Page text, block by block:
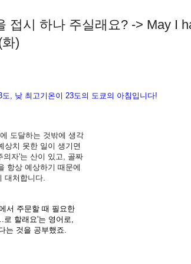
접시 하나 주실래요? -> May I
)
도 낮 최고기온이 23도의 도 쿄의 아침입니다!
도달하는 것밖에 생각
상치 못한 일이 생기면
의자'는 산이 있고, 골짜
항상 예상하기 때문에
대처합니다.
서 주문할 때 필요한
할래요'는 영어로,
는 것을 공부했죠.